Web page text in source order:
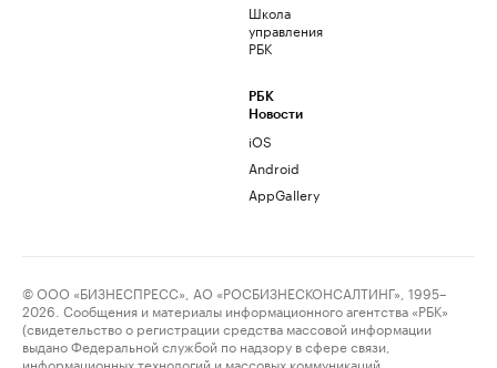
Школа
управления
РБК
РБК
Новости
iOS
Android
AppGallery
© ООО «БИЗНЕСПРЕСС», АО «РОСБИЗНЕСКОНСАЛТИНГ», 1995–
2026. Сообщения и материалы информационного агентства «РБК»
(свидетельство о регистрации средства массовой информации
выдано Федеральной службой по надзору в сфере связи,
информационных технологий и массовых коммуникаций